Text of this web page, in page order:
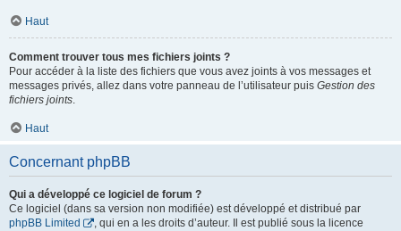
Haut
Comment trouver tous mes fichiers joints ?
Pour accéder à la liste des fichiers que vous avez joints à vos messages et
messages privés, allez dans votre panneau de l’utilisateur puis Gestion des
fichiers joints.
Haut
Concernant phpBB
Qui a développé ce logiciel de forum ?
Ce logiciel (dans sa version non modifiée) est développé et distribué par
phpBB Limited
, qui en a les droits d’auteur. Il est publié sous la licence